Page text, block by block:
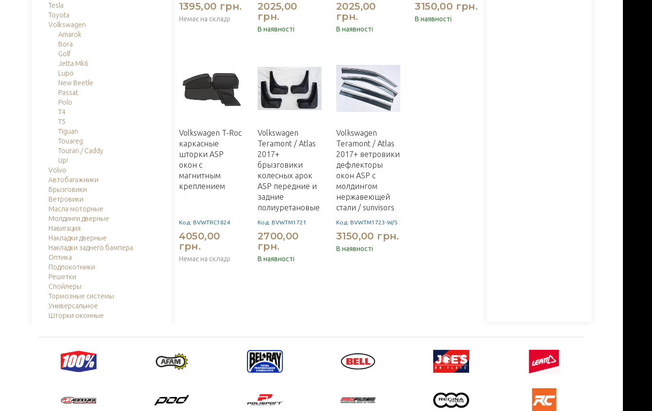
Tesla
Toyota
Volkswagen
Amarok
Bora
Golf
Jetta Mk6
Lupo
New Beetle
Passat
Polo
T4
T5
Tiguan
Touareg
Touran / Caddy
Up!
Volvo
Автобагажники
Брызговики
Ветровики
Масла моторные
Молдинги дверные
Навигация
Накладки дверные
Накладки заднего бампера
Оптика
Подлокотники
Решетки
Спойлеры
Тормозные системы
Универсальное
Шторки оконные
1395,00 грн.
Немає на складі
2025,00
грн.
В наявності
2025,00
грн.
В наявності
3150,00 грн.
В наявності
Volkswagen T-Roc
каркасные
шторки ASP
окон с
магнитным
креплением
Код: BVWTRC1824
4050,00
грн.
Немає на складі
Volkswagen
Teramont / Atlas
2017+
брызговики
колесных арок
ASP передние и
задние
полиуретановые
Код: BVWTM1721
2700,00
грн.
В наявності
Volkswagen
Teramont / Atlas
2017+ ветровики
дефлекторы
окон ASP с
молдингом
нержавеющей
стали / sunvisors
Код: BVWTM1723-W/S
3150,00 грн.
В наявності